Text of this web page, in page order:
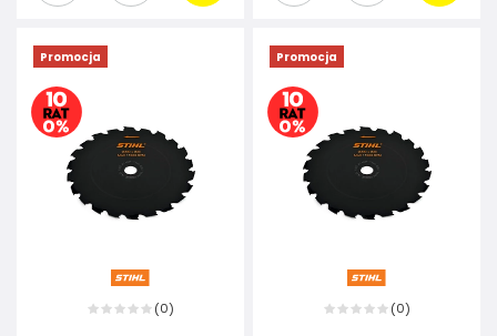
Promocja
(0)
Promocja
(0)